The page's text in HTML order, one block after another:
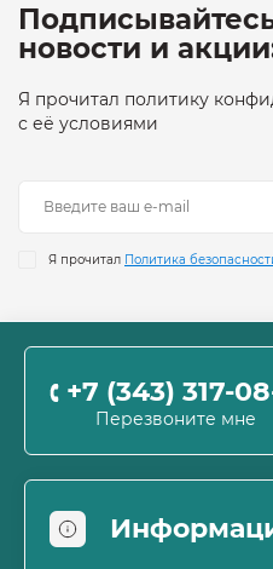
новости и
Я прочитал политику
с её условиями
Я прочитал Политика
+7 (343) 317-
Перезвоните мне